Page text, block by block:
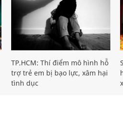
TP.HCM: Thí điểm mô hình hỗ
trợ trẻ em bị bạo lực, xâm hại
tình dục